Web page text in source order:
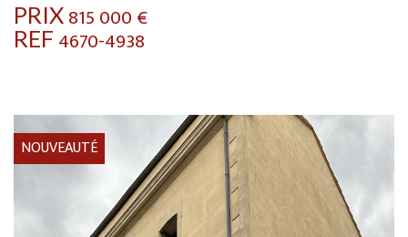
PRIX 815 000 €
REF 4670-4938
NOUVEAUTÉ